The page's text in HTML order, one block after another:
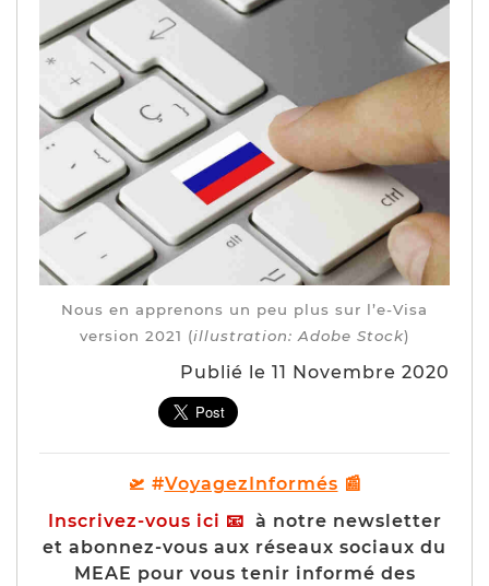
Nous en apprenons un peu plus sur l’e-Visa
version 2021 (illustration: Adobe Stock)
Publié le 11 Novembre 2020
🛫 #VoyagezInformés 📰
Inscrivez-vous ici 📧 à notre newsletter
et abonnez-vous aux réseaux sociaux du
MEAE pour vous tenir informé des